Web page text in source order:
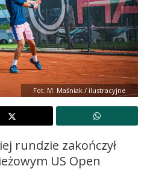
Fot. M. Maśniak / ilustracyjne
rundzie zakończył
US Open